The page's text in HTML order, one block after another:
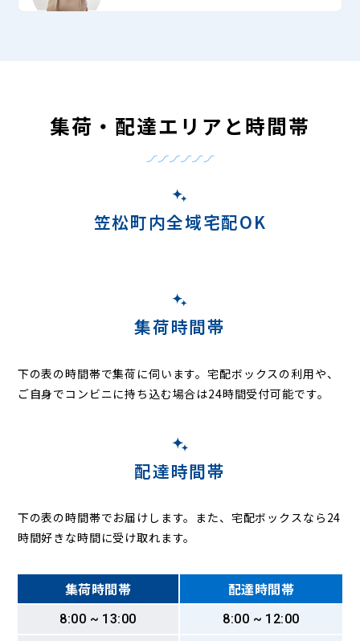
集荷・配達エリアと時間帯
笠松町内全域宅配OK
集荷時間帯
下の表の時間帯で集荷に伺います。宅配ボックスの利用や、
ご自身でコンビニに持ち込む場合は24時間受付可能です。
配達時間帯
下の表の時間帯でお届けします。また、宅配ボックスなら24
時間好きな時間に受け取れます。
集荷時間帯 配達時間帯
8:00 ~ 13:00
8:00 ~ 12:00